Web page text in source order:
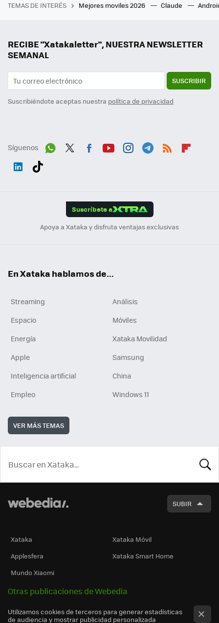
TEMAS DE INTERÉS Mejores moviles 2026 Claude
RECIBE "Xatakaletter", NUESTRA NEWSLETTER
SEMANAL
SUSCRIBIR
Suscribiéndote aceptas nuestra política de privacidad
Síguenos
Suscríbete a
Apoya a Xataka y disfruta ventajas exclusivas
En Xataka hablamos de...
Streaming
Análisis
Espacio
Móviles
Energía
Xataka Movilidad
Apple
Samsung
Inteligencia artificial
China
Empleo
Windows 11
VER MÁS TEMAS
SUBIR
Xataka
Xataka Móvil
Applesfera
Xataka Smart Home
Mundo Xiaomi
Otras publicaciones de Webedia
Utilizamos cookies de terceros para generar estadísticas
de audiencia y mostrar publicidad personalizada